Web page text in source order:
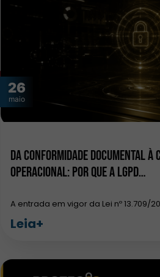
26
maio
Da conformidade documental à
operacional: por que a LGPD…
A entrada em vigor da Lei nº 13.709/
Leia+